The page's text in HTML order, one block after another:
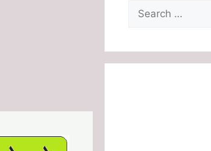
Search
for: